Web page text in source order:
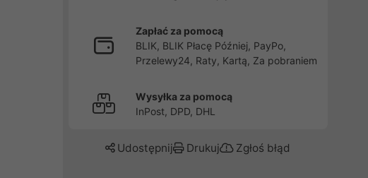
Zapłać za pomocą
BLIK, BLIK Płacę Później, PayPo,
Przelewy24, Raty, Kartą, Za pobraniem
Wysyłka za pomocą
InPost, DPD, DHL
Udostępnij Drukuj Zgłoś błąd